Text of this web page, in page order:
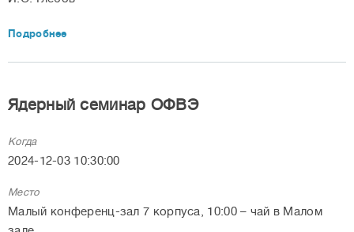
Подробнее
Ядерный семинар ОФВЭ
Когда
2024-12-03 10:30:00
Место
Малый конференц-зал 7 корпуса, 10:00 – чай в Малом